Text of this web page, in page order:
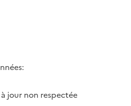
jour non respectée